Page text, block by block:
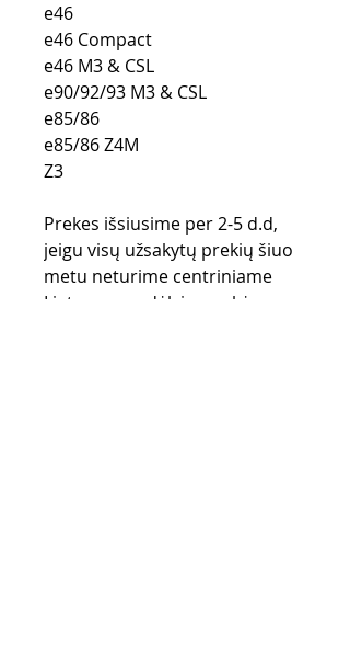
e46
e46 Compact
e46 M3 & CSL
e90/92/93 M3 & CSL
e85/86
e85/86 Z4M
Z3
Prekes išsiusime per 2-5 d.d,
jeigu visų užsakytų prekių šiuo
metu neturime centriniame
Lietuvos sandėlyje, prekės